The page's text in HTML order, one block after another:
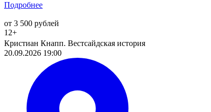
Подробнее
от 3 500 рублей
12+
Кристиан Кнапп. Вестсайдская история
20.09.2026 19:00